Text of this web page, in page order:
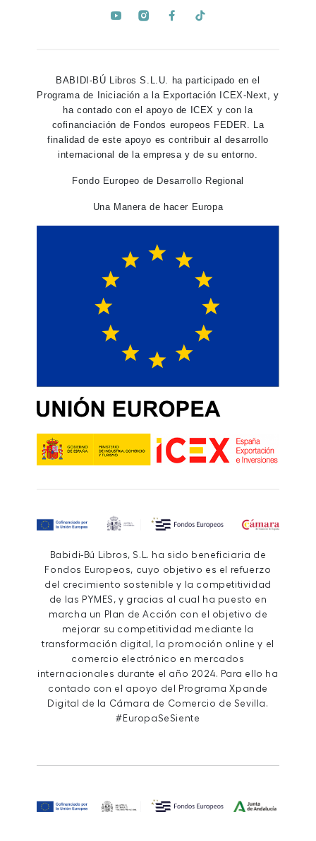
BABIDI-BÚ Libros S.L.U. ha participado en el
Programa de Iniciación a la Exportación ICEX-Next, y
ha contado con el apoyo de ICEX y con la
cofinanciación de Fondos europeos FEDER. La
finalidad de este apoyo es contribuir al desarrollo
internacional de la empresa y de su entorno.
Fondo Europeo de Desarrollo Regional
Una Manera de hacer Europa
Babidi-Bú Libros, S.L. ha sido beneficiaria de
Fondos Europeos, cuyo objetivo es el refuerzo
del crecimiento sostenible y la competitividad
de las PYMES, y gracias al cual ha puesto en
marcha un Plan de Acción con el objetivo de
mejorar su competitividad mediante la
transformación digital, la promoción online y el
comercio electrónico en mercados
internacionales durante el año 2024. Para ello ha
contado con el apoyo del Programa Xpande
Digital de la Cámara de Comercio de Sevilla.
#EuropaSeSiente